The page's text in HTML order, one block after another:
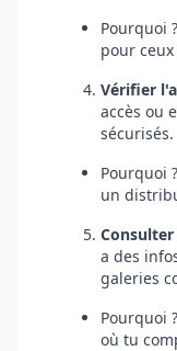
Pourquoi
pour
Vérifier
accès ou
sécurisés.
Pourquoi
un
a des
galeries
Pourquoi
où tu